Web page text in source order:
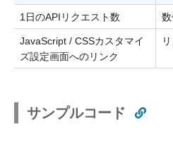
1日のAPIリクエスト数
JavaScript / CSSカスタマイ
ズ設定画面へのリンク
サンプルコード